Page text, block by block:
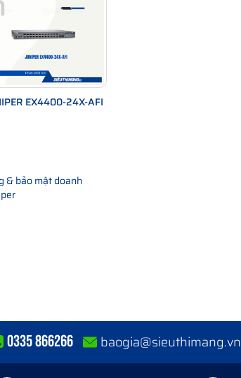
EX4400-24X-AFI
& bảo mật doanh
0335 866266 baogia@sieuthimang.vn